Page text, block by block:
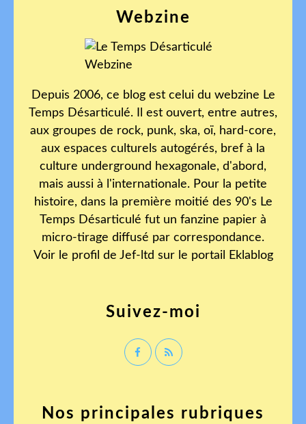
Webzine
Depuis 2006, ce blog est celui du webzine Le
Temps Désarticulé. Il est ouvert, entre autres,
aux groupes de rock, punk, ska, oï, hard-core,
aux espaces culturels autogérés, bref à la
culture underground hexagonale, d'abord,
mais aussi à l'internationale. Pour la petite
histoire, dans la première moitié des 90's Le
Temps Désarticulé fut un fanzine papier à
micro-tirage diffusé par correspondance.
Voir le profil de Jef-ltd sur le portail Eklablog
Suivez-moi
Nos principales rubriques